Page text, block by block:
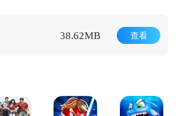
38.62MB 查看